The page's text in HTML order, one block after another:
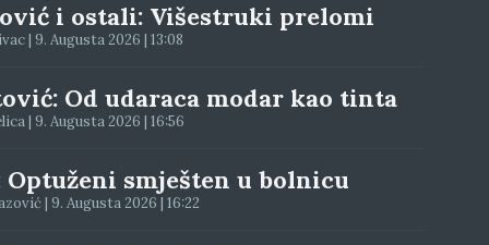
i ostali: Višestruki prelomi
| 9. Augusta 2026 | 13:08
Od udaraca modar kao tinta
| 9. Augusta 2026 | 16:56
Optuženi smješten u bolnicu
| 9. Augusta 2026 | 16:22